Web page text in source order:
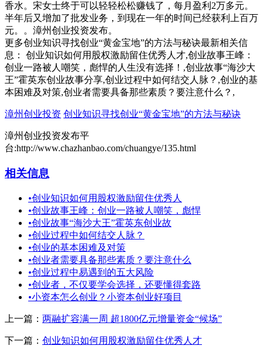
香水。宋女士终于可以轻轻松松赚钱了，每月盈利2万多元。
半年后又增加了批发业务，到现在一年的时间已经获利上百万
元。。漳州创业投资发布。
更多创业知识寻找创业“黄金宝地”的方法与秘诀最新相关信
息： 创业知识如何用股权激励留住优秀人才,创业故事王峰：
创业一路被人嘲笑，彪悍的人生没有选择！,创业故事“海沙大
王”霍英东创业故事分享,创业过程中如何结交人脉？,创业的基
本困难及对策,创业者需要具备那些素质？要注意什么？,
漳州创业投资 创业知识寻找创业“黄金宝地”的方法与秘诀
漳州创业投资发布平
台:http://www.chazhanbao.com/chuangye/135.html
相关信息
•创业知识如何用股权激励留住优秀人
•创业故事王峰：创业一路被人嘲笑，彪悍
•创业故事“海沙大王”霍英东创业故
•创业过程中如何结交人脉？
•创业的基本困难及对策
•创业者需要具备那些素质？要注意什么
•创业过程中易遇到的五大风险
•创业者，不仅要学会选择，还要懂得套路
•小资本怎么创业？小资本创业好项目
上一篇： 两融扩容满一周 超1800亿元增量资金“候场”
下一篇： 创业知识如何用股权激励留住优秀人才